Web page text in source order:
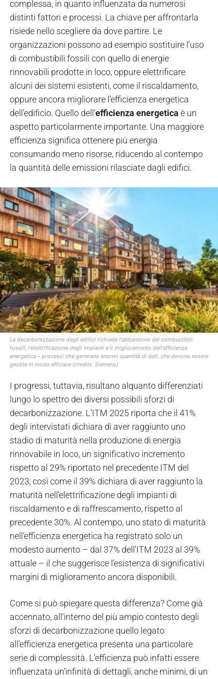
complessa, in quanto influenzata da numerosi
distinti fattori e processi. La chiave per affrontarla
risiede nello scegliere da dove partire. Le
organizzazioni possono ad esempio sostituire l'uso
di combustibili fossili con quello di energie
rinnovabili prodotte in loco, oppure elettrificare
alcuni dei sistemi esistenti, come il riscaldamento,
oppure ancora migliorare l'efficienza energetica
dell'edificio. Quello dell’efficienza energetica è un
aspetto particolarmente importante. Una maggiore
efficienza significa ottenere più energia
consumando meno risorse, riducendo al contempo
la quantità delle emissioni rilasciate dagli edifici.
La decarbonizzazione degli edifici richiede l'abbandono dei combustibili
fossili, l'elettrificazione degli impianti e il miglioramento dell'efficienza
energetica – processi che generano enormi quantità di dati, che devono essere
gestite in modo efficace (credits: Siemens)
I progressi, tuttavia, risultano alquanto differenziati
lungo lo spettro dei diversi possibili sforzi di
decarbonizzazione. L'ITM 2025 riporta che il 41%
degli intervistati dichiara di aver raggiunto uno
stadio di maturità nella produzione di energia
rinnovabile in loco, un significativo incremento
rispetto al 29% riportato nel precedente ITM del
2023, così come il 39% dichiara di aver raggiunto la
maturità nell'elettrificazione degli impianti di
riscaldamento e di raffrescamento, rispetto al
precedente 30%. Al contempo, uno stato di maturità
nell'efficienza energetica ha registrato solo un
modesto aumento – dal 37% dell'ITM 2023 al 39%
attuale – il che suggerisce l’esistenza di significativi
margini di miglioramento ancora disponibili.
Come si può spiegare questa differenza? Come già
accennato, all'interno del più ampio contesto degli
sforzi di decarbonizzazione quello legato
all'efficienza energetica presenta una particolare
serie di complessità. L'efficienza può infatti essere
influenzata un’infinità di dettagli, anche minimi, di un